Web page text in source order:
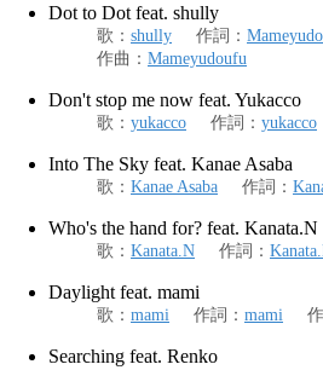
Dot to Dot feat. shully
歌 ： shully 作詞 ：
作曲 ： Mameyudoufu
Don't stop me now feat. Yukacco
歌 ： yukacco 作詞 ： yukacco
Into The Sky feat. Kanae Asaba
歌 ： Kanae Asaba 作詞 ：
Who's the hand for? feat. Kanata.N
歌 ： Kanata.N 作詞 ：
Daylight feat. mami
歌 ： mami 作詞 ： mami
Searching feat. Renko